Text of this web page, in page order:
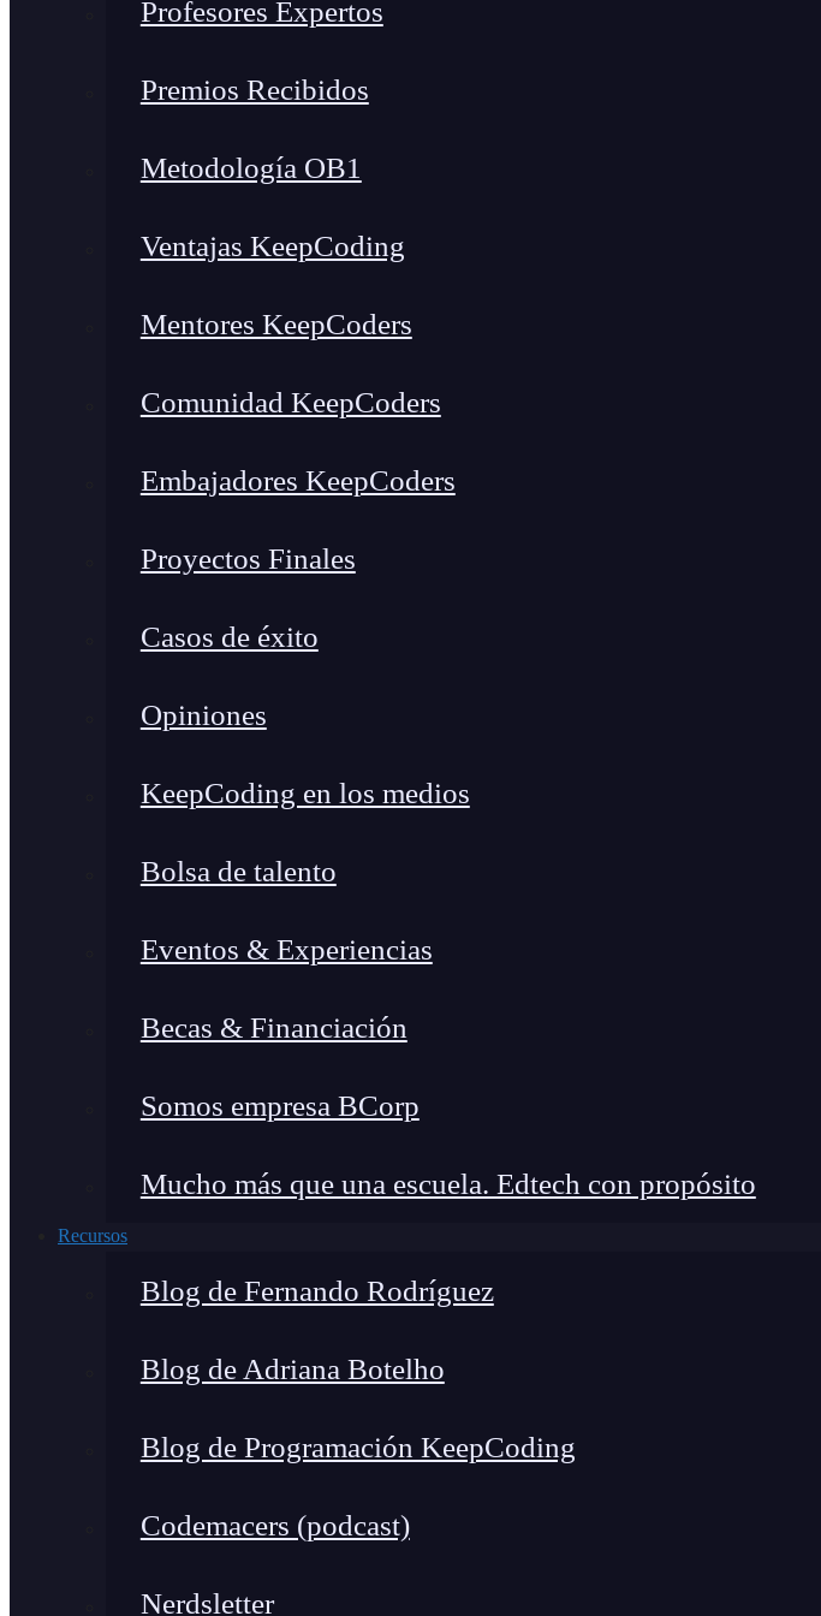
Profesores Expertos
Premios Recibidos
Metodología OB1
Ventajas KeepCoding
Mentores KeepCoders
Comunidad KeepCoders
Embajadores KeepCoders
Proyectos Finales
Casos de éxito
Opiniones
KeepCoding en los medios
Bolsa de talento
Eventos & Experiencias
Becas & Financiación
Somos empresa BCorp
Mucho más que una escuela. Edtech con propósito
Recursos
Blog de Fernando Rodríguez
Blog de Adriana Botelho
Blog de Programación KeepCoding
Codemacers (podcast)
Nerdsletter